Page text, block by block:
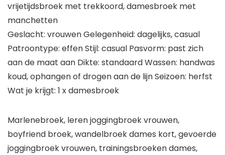
vrijetijdsbroek met trekkoord, damesbroek met
manchetten
Geslacht: vrouwen Gelegenheid: dagelijks, casual
Patroontype: effen Stijl: casual Pasvorm: past zich
aan de maat aan Dikte: standaard Wassen: handwas
koud, ophangen of drogen aan de lijn Seizoen: herfst
Wat je krijgt: 1 x damesbroek
Marlenebroek, leren joggingbroek vrouwen,
boyfriend broek, wandelbroek dames kort, gevoerde
joggingbroek vrouwen, trainingsbroeken dames,